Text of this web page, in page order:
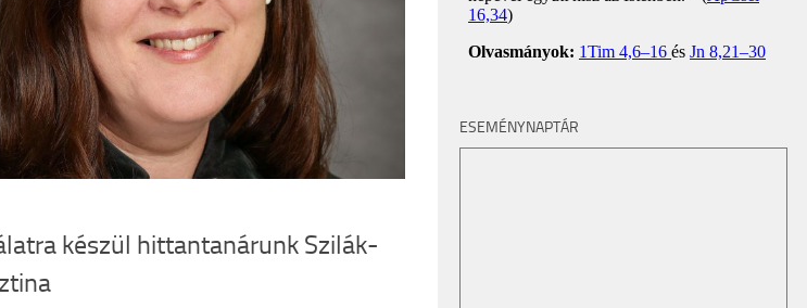
készül hittantanárunk Szilák-
ESEMÉNYNAPTÁR